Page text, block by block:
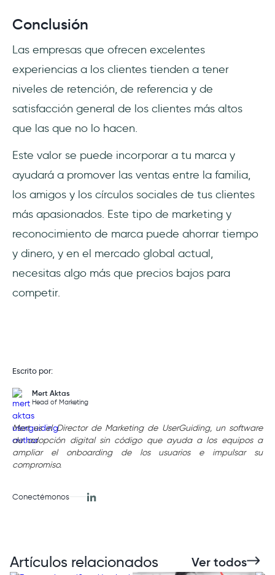
Conclusión
Las empresas que ofrecen excelentes
experiencias a los clientes tienden a tener
niveles de retención, de referencia y de
satisfacción general de los clientes más altos
que las que no lo hacen.
Este valor se puede incorporar a tu marca y
ayudará a promover las ventas entre la familia,
los amigos y los círculos sociales de tus clientes
más apasionados. Este tipo de marketing y
reconocimiento de marca puede ahorrar tiempo
y dinero, y en el mercado global actual,
necesitas algo más que precios bajos para
competir.
Escrito por:
Mert Aktas
Head of Marketing
Mert es el Director de Marketing de UserGuiding, un software
de adopción digital sin código que ayuda a los equipos a
ampliar el onboarding de los usuarios e impulsar su
compromiso.
Conectémonos
Artículos relacionados Ver todos